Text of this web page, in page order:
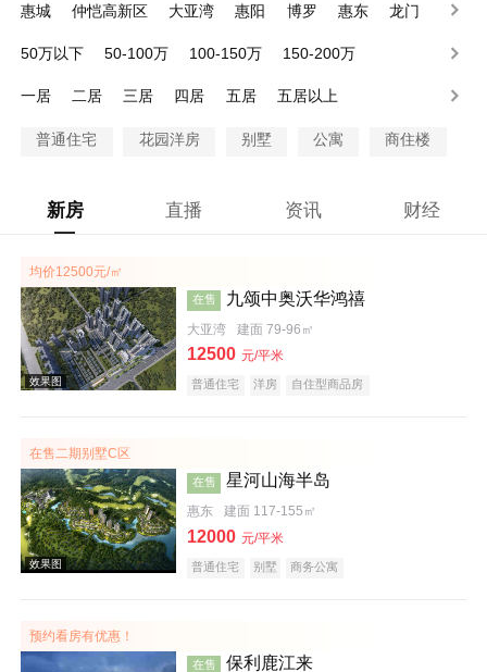
惠城 仲恺高新区 大亚湾 惠阳 博罗 惠东 龙门
50万以下 50-100万 100-150万
150-200万
一居
二居 三居 四居 五居 五居以上
普通住宅 花园洋房 别墅 公寓 商住楼
新房 直播 资讯 财经
均价12500元/㎡
效果图
在售 九颂中奥沃华鸿禧
大亚湾 建面 79-96㎡
12500 元/平米
普通住宅 洋房 自住型商品房
在售二期别墅C区
在售 星河山海半岛
惠东 建面 117-155㎡
12000 元/平米
普通住宅 别墅 商务公寓
预约看房有优惠！
在售 保利鹿江来